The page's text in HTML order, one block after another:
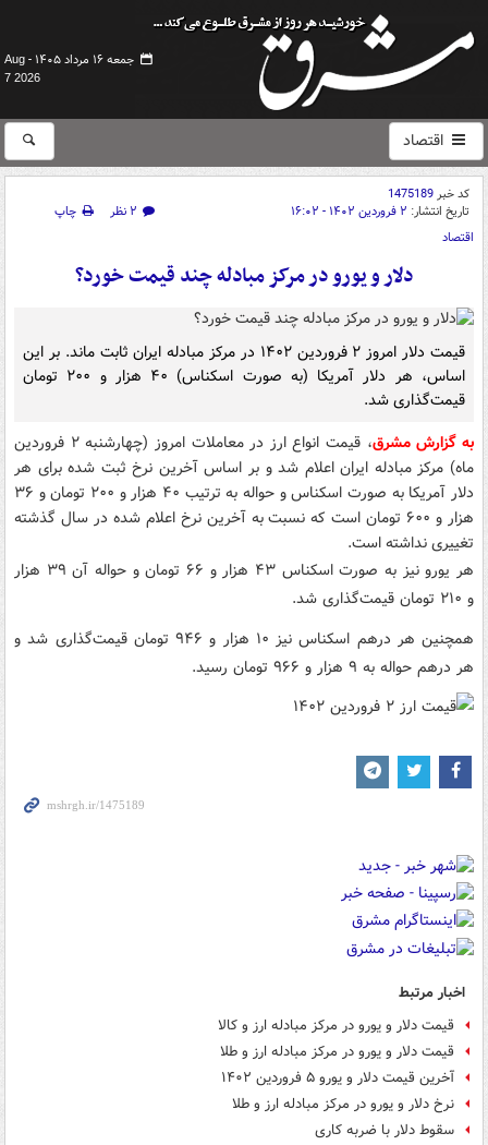
جمعه ۱۶ مرداد ۱۴۰۵ -
Aug
7 2026
اقتصاد
کد خبر1475189
تاریخ انتشار: ۲ فروردین ۱۴۰۲ - ۱۶:۰۲ ۲ نظر
چاپ
اقتصاد
دلار و یورو در مرکز مبادله چند قیمت خورد؟
قیمت دلار امروز ۲ فروردین ۱۴۰۲ در مرکز مبادله ایران ثابت ماند. بر این
اساس، هر دلار آمریکا (به صورت اسکناس) ۴۰ هزار و ۲۰۰ تومان
قیمت‌گذاری شد.
به گزارش مشرق
، قیمت انواع ارز در معاملات امروز (چهارشنبه ۲ فروردین
ماه) مرکز مبادله ایران اعلام شد و بر اساس آخرین نرخ ثبت شده برای هر
دلار آمریکا به صورت اسکناس و حواله به ترتیب ۴۰ هزار و ۲۰۰ تومان و ۳۶
هزار و ۶۰۰ تومان است که نسبت به آخرین نرخ اعلام شده در سال گذشته
تغییری نداشته است.
هر یورو نیز به صورت اسکناس ۴۳ هزار و ۶۶ تومان و حواله آن ۳۹ هزار
و ۲۱۰ تومان قیمت‌گذاری شد.
همچنین هر درهم اسکناس نیز ۱۰ هزار و ۹۴۶ تومان قیمت‌گذاری شد و
هر درهم حواله به ۹ هزار و ۹۶۶ تومان رسید.
اخبار مرتبط
قیمت دلار و یورو در مرکز مبادله ارز و کالا
قیمت‌ دلار و یورو در مرکز مبادله ارز و طلا
آخرین قیمت دلار و یورو ۵ فروردین ۱۴۰۲
نرخ دلار و یورو در مرکز مبادله ارز و طلا
سقوط دلار با ضربه کاری